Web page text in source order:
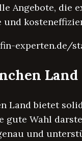
Angebote, die
experten.de/
Land
Land bietet
gute Wahl
und